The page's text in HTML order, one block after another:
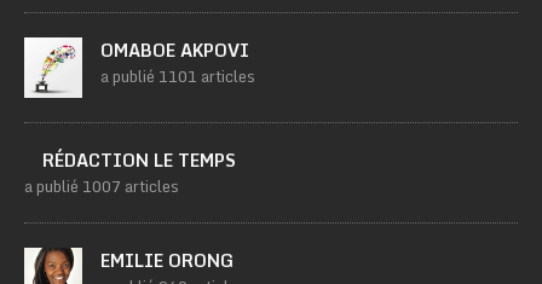
OMABOE AKPOVI
a publié 1101 articles
RÉDACTION LE TEMPS
a publié 1007 articles
EMILIE ORONG